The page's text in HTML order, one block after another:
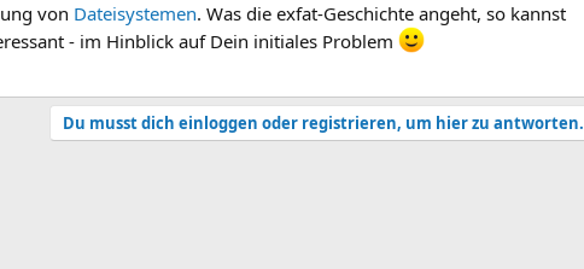
von Dateisystemen. Was die exfat-Geschichte angeht, so kannst
- im Hinblick auf Dein initiales Problem
Du musst dich einloggen oder registrieren, um hier zu antworten.